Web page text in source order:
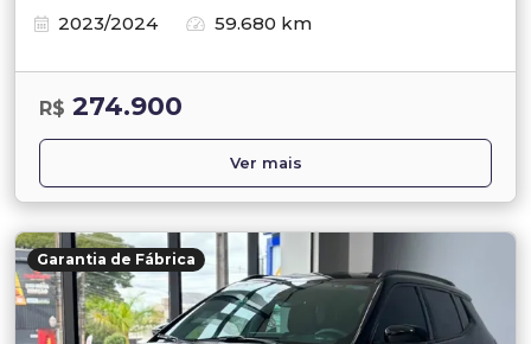
2023/2024
59.680 km
R$ 274.900
Ver mais
Garantia de Fábrica